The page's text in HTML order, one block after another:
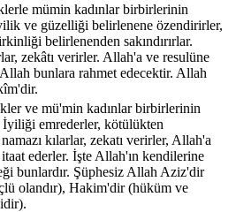
mümin kadınlar birbirlerinin
ve güzelliği belirlenene özendirirler,
belirlenenden sakındırırlar.
zekâtı verirler. Allah'a ve resulüne
bunlara rahmet edecektir. Allah
ve mü'min kadınlar birbirlerinin
emrederler, kötülükten
namazı kılarlar, zekatı verirler, Allah'a
ederler. İşte Allah'ın kendilerine
bunlardır. Şüphesiz Allah Aziz'dir
olandır), Hakim'dir (hüküm ve